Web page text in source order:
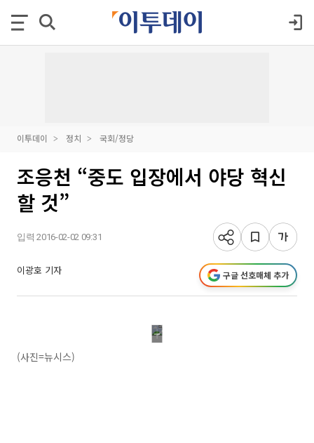
이투데이 정치 국회/정당
조응천 “중도 입장에서 야당 혁신
할 것”
입력 2016-02-02 09:31
이광호 기자 구글 선호매체 추가
(사진=뉴시스)